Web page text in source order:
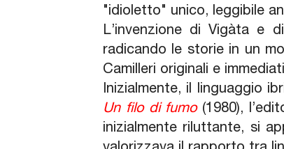
"idioletto" unico, leggibile
L’invenzione di Vigàta e
radicando le storie in un
Camilleri originali e
Inizialmente, il linguaggio
Un filo di fumo(1980),
inizialmente riluttante, si